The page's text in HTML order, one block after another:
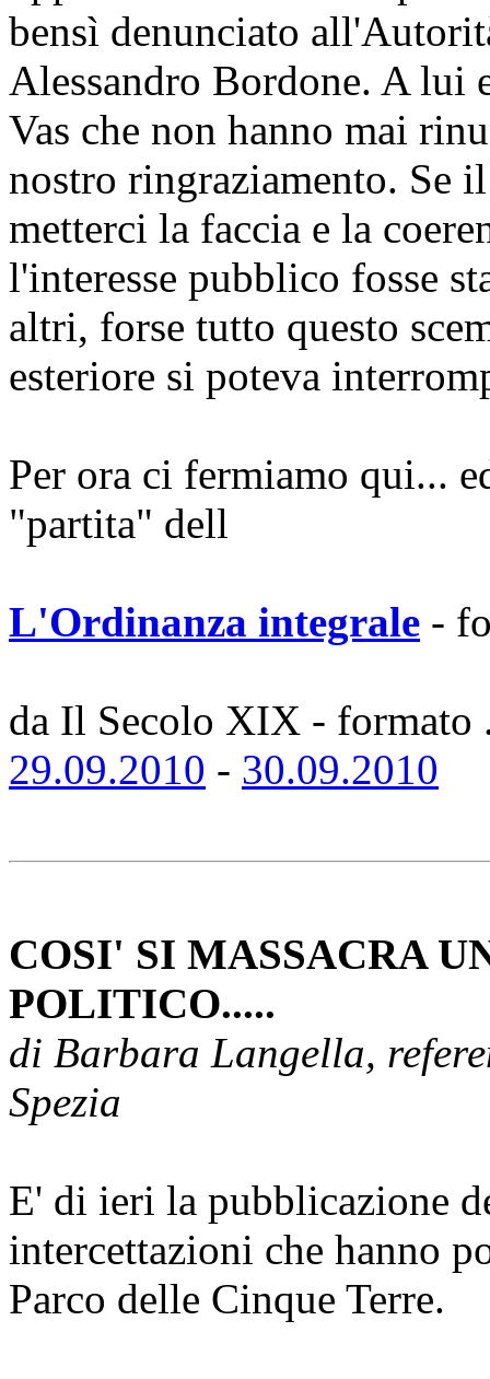
bensì denunciato
Alessandro Bordone. A
Vas che non hanno mai
nostro ringraziamento. Se
metterci la faccia e la
l'interesse pubblico fosse
altri, forse tutto questo
esteriore si poteva
Per ora ci fermiamo qui...
"partita" dell
L'Ordinanza integrale -
da Il Secolo XIX - formato
29.09.2010 - 30.09.2010
COSI' SI MASSACRA
POLITICO.....
di Barbara Langella,
Spezia
E' di ieri la pubblicazione
intercettazioni che hanno
Parco delle Cinque Terre.